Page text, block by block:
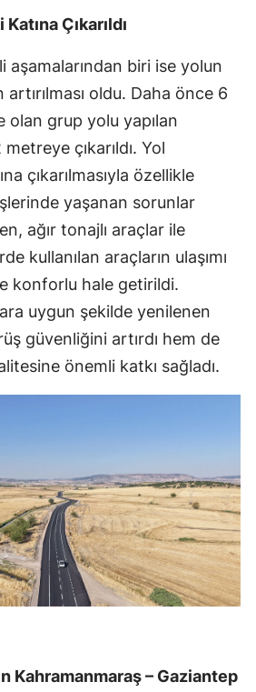
Çıkarıldı
aşamalarından biri ise yolun
oldu. Daha önce 6
olan grup yolu yapılan
çıkarıldı. Yol
çıkarılmasıyla özellikle
yaşanan sorunlar
ağır tonajlı araçlar ile
kullanılan araçların ulaşımı
konforlu hale getirildi.
uygun şekilde yenilenen
güvenliğini artırdı hem de
önemli katkı sağladı.
Kahramanmaraş – Gaziantep